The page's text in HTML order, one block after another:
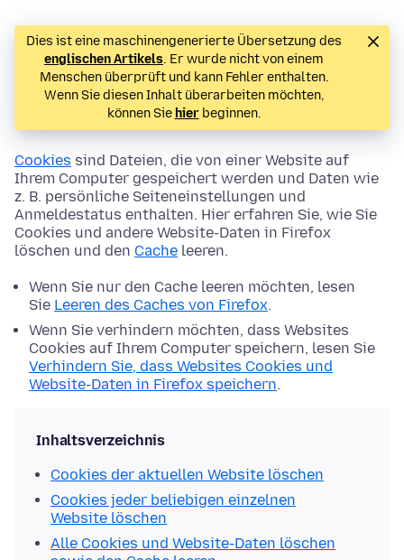
Dies ist eine maschinengenerierte Übersetzung des
englischen Artikels. Er wurde nicht von einem
Menschen überprüft und kann Fehler enthalten.
Wenn Sie diesen Inhalt überarbeiten möchten,
können Sie hierbeginnen.
Cookies sind Dateien, die von einer Website auf
Ihrem Computer gespeichert werden und Daten wie
z. B. persönliche Seiteneinstellungen und
Anmeldestatus enthalten. Hier erfahren Sie, wie Sie
Cookies und andere Website-Daten in Firefox
löschen und den Cache leeren.
Wenn Sie nur den Cache leeren möchten, lesen
Sie Leeren des Caches von Firefox.
Wenn Sie verhindern möchten, dass Websites
Cookies auf Ihrem Computer speichern, lesen Sie
Verhindern Sie, dass Websites Cookies und
Website-Daten in Firefox speichern.
Inhaltsverzeichnis
Cookies der aktuellen Website löschen
Cookies jeder beliebigen einzelnen
Website löschen
Alle Cookies und Website-Daten löschen